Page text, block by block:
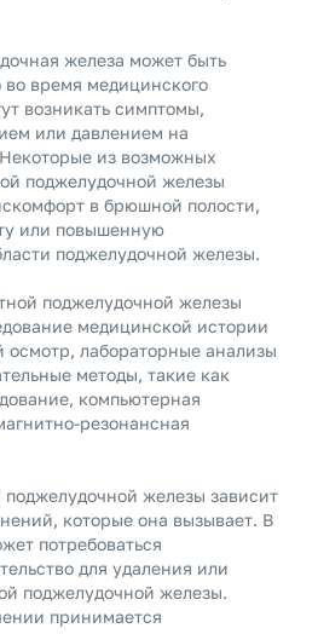
железа может быть
время медицинского
возникать симптомы,
или давлением на
из возможных
поджелудочной железы
в брюшной полости,
или повышенную
поджелудочной железы.
поджелудочной железы
медицинской истории
осмотр, лабораторные анализы
методы, такие как
компьютерная
резонансная
железы зависит
которые она вызывает. В
потребоваться
для удаления или
поджелудочной железы.
принимается